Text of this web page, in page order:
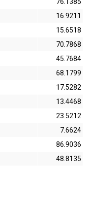
16.9211
15.6518
70.7868
45.7684
68.1799
17.5282
13.4468
23.5212
7.6624
86.9036
48.8135